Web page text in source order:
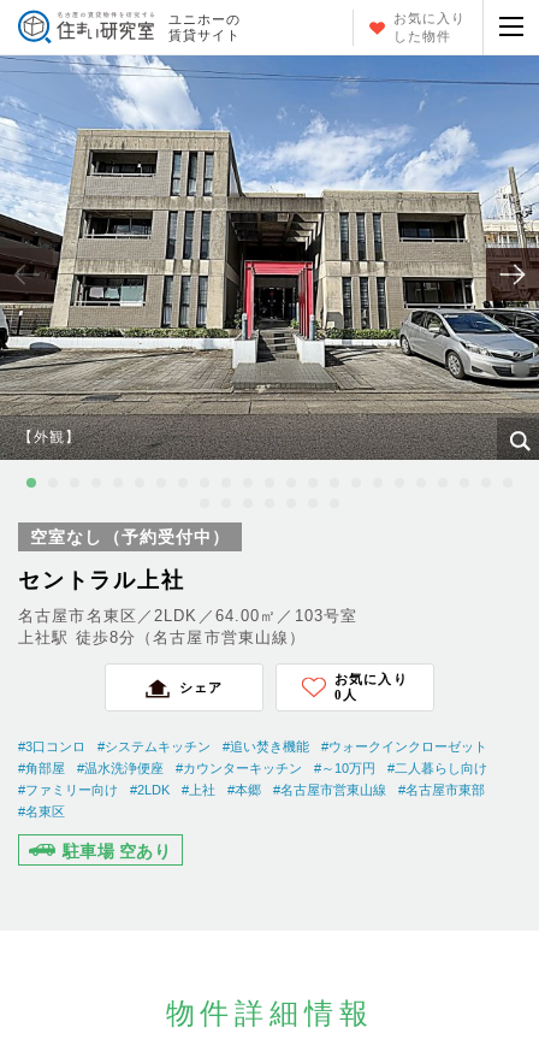
ユニホーの
賃貸サイト
お気に入り
した物件
【外観】
空室なし（予約受付中）
セントラル上社
名古屋市名東区／2LDK／64.00㎡／103号室
上社駅 徒歩8分（名古屋市営東山線）
シェア
お気に入り
0 人
#3口コンロ #システムキッチン #追い焚き機能
#ウォークインクローゼット
#角部屋
#温水洗浄便座 #カウンターキッチン #～10万円
#二人暮らし向け
#ファミリー向け
#2LDK #上社 #本郷 #名古屋市営東山線
#名古屋市東部
#名東区
駐車場 空あり
物件詳細情報